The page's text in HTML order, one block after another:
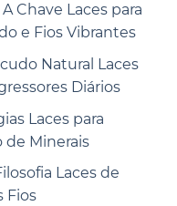
Chave Laces para
e Fios Vibrantes
Natural Laces
Diários
Laces para
de Minerais
Laces de
Fios